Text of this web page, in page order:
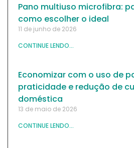
Pano multiuso microfibra:
como escolher o ideal
11 de junho de 2026
CONTINUE LENDO...
Economizar com o uso de
praticidade e redução de
doméstica
13 de maio de 2026
CONTINUE LENDO...